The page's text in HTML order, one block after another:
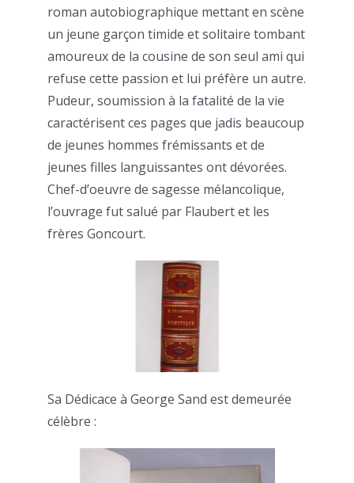
roman autobiographique mettant en scène
un jeune garçon timide et solitaire tombant
amoureux de la cousine de son seul ami qui
refuse cette passion et lui préfère un autre.
Pudeur, soumission à la fatalité de la vie
caractérisent ces pages que jadis beaucoup
de jeunes hommes frémissants et de
jeunes filles languissantes ont dévorées.
Chef-d’oeuvre de sagesse mélancolique,
l’ouvrage fut salué par Flaubert et les
frères Goncourt.
Sa Dédicace à George Sand est demeurée
célèbre :